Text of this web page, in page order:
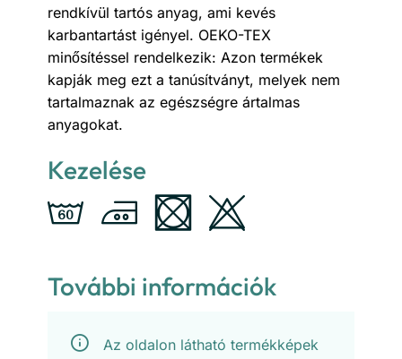
rendkívül tartós anyag, ami kevés
karbantartást igényel. OEKO-TEX
minősítéssel rendelkezik: Azon termékek
kapják meg ezt a tanúsítványt, melyek nem
tartalmaznak az egészségre ártalmas
anyagokat.
Kezelése
További információk
Az oldalon látható termékképek